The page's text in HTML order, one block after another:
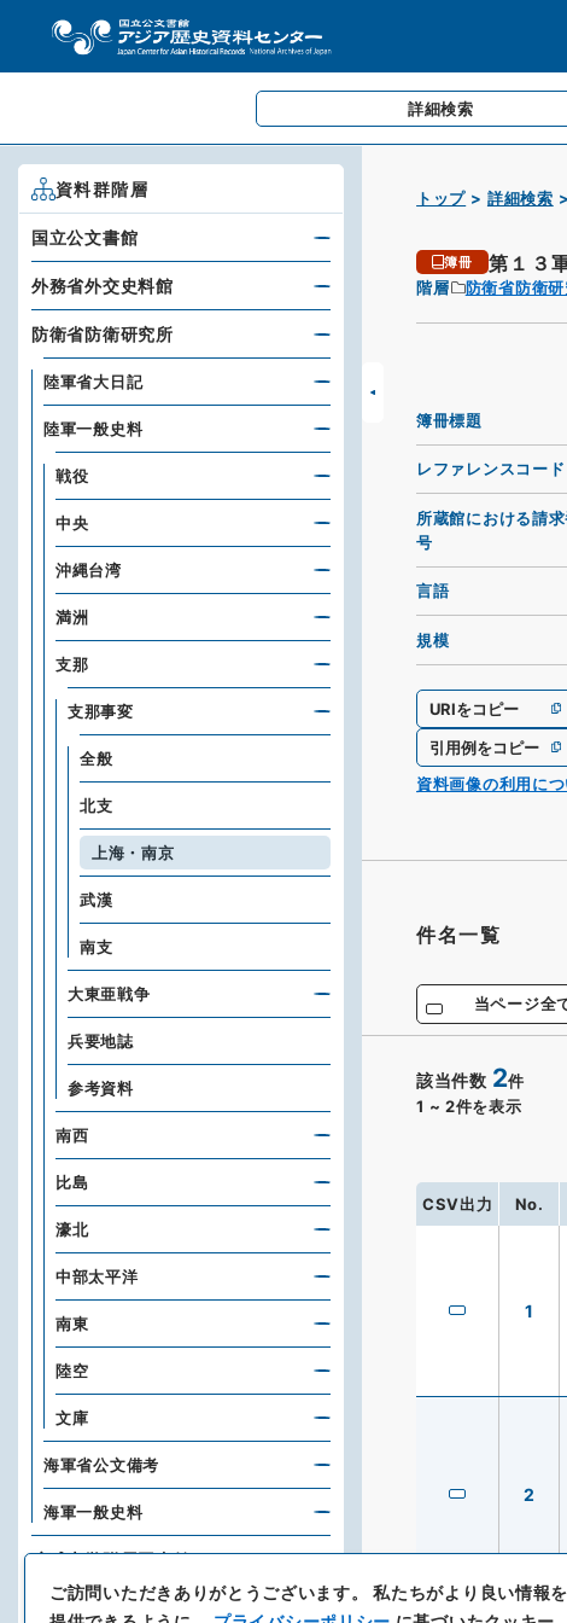
詳細検索
トップ 詳細検索
簿冊 第１３
階層 防衛省防衛
簿冊標題
レファレンスコード
所蔵館における請
号
言語
規模
URIをコピー
引用例をコピー
資料画像の利用につ
件名一覧
当ページ全
該当件数 2件
1 ~ 2件を表示
CSV出力 No.
1
2
資料群階層
国立公文書館
外務省外交史料館
防衛省防衛研究所
陸軍省大日記
陸軍一般史料
戦役
中央
沖縄台湾
満洲
支那
支那事変
全般
北支
上海・南京
武漢
南支
大東亜戦争
兵要地誌
参考資料
南西
比島
濠北
中部太平洋
南東
陸空
文庫
海軍省公文備考
海軍一般史料
琉球大学附属図書館
北海道立図書館
ご訪問いただきありがとうございます。私たちがより良い情報を